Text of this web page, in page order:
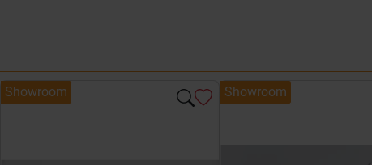
Showroom Showroom